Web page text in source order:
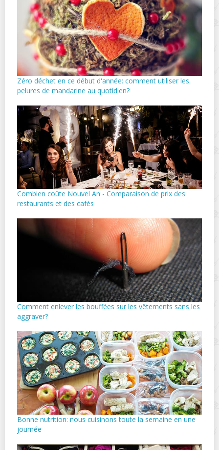
Zéro déchet en ce début d'année: comment utiliser les
pelures de mandarine au quotidien?
Combien coûte Nouvel An - Comparaison de prix des
restaurants et des cafés
Comment enlever les bouffées sur les vêtements sans les
aggraver?
Bonne nutrition: nous cuisinons toute la semaine en une
journée